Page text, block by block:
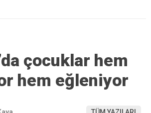
çocuklar hem
hem eğleniyor